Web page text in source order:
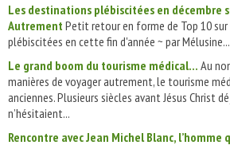
Les destinations plébiscitées en décembre
Autrement Petit retour en forme de Top 10
plébiscitées en cette fin d'année ~ par Mélusine...
Le grand boom du tourisme médical... Au
manières de voyager autrement, le tourisme
anciennes. Plusieurs siècles avant Jésus Christ
n’hésitaient...
Rencontre avec Jean Michel Blanc,